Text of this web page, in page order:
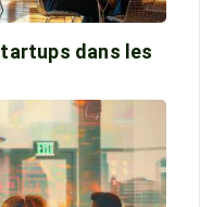
dans les